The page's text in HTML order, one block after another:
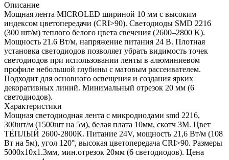
Описание
Мощная лента MICROLED шириной 10 мм с высоким
индексом цветопередачи (CRI>90). Светодиоды SMD 2216
(300 шт/м) теплого белого цвета свечения (2600–2800 K).
Мощность 21.6 Вт/м, напряжение питания 24 В. Плотная
установка светодиодов позволяет убрать видимость точек
светодиодов при использовании ленты в алюминиевом
профиле небольшой глубины с матовым рассеивателем.
Подходит для основного освещения и создания ярких
декоративных линий. Минимальный отрезок 20 мм (6
светодиодов).
Характеристики
Мощная светодиодная лента с микродиодами smd 2216,
300шт/м (1500шт на 5м), белая плата 10мм, скотч 3М. Цвет
ТЁПЛЫЙ 2600-2800К. Питание 24V, мощность 21,6 Вт/м (108
Вт на 5м), угол 120°, высокая цветопередача CRI>90. Размеры
5000x10х1.3мм, мин.отрезок 20мм (6 светодиодов). Цена